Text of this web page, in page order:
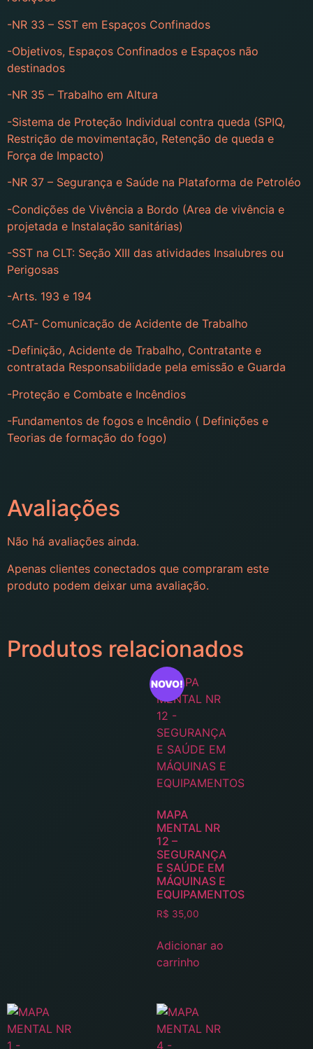
-NR 33 – SST em Espaços Confinados
-Objetivos, Espaços Confinados e Espaços não
destinados
-NR 35 – Trabalho em Altura
-Sistema de Proteção Individual contra queda (SPIQ,
Restrição de movimentação, Retenção de queda e
Força de Impacto)
-NR 37 – Segurança e Saúde na Plataforma de Petroléo
-Condições de Vivência a Bordo (Area de vivência e
projetada e Instalação sanitárias)
-SST na CLT: Seção XIII das atividades Insalubres ou
Perigosas
-Arts. 193 e 194
-CAT- Comunicação de Acidente de Trabalho
-Definição, Acidente de Trabalho, Contratante e
contratada Responsabilidade pela emissão e Guarda
-Proteção e Combate e Incêndios
-Fundamentos de fogos e Incêndio ( Definições e
Teorias de formação do fogo)
Avaliações
Não há avaliações ainda.
Apenas clientes conectados que compraram este
produto podem deixar uma avaliação.
Produtos relacionados
NOVO!
MAPA
MENTAL NR
12 –
SEGURANÇA
E SAÚDE EM
MÁQUINAS E
EQUIPAMENTOS
R$ 35,00
Adicionar ao
carrinho